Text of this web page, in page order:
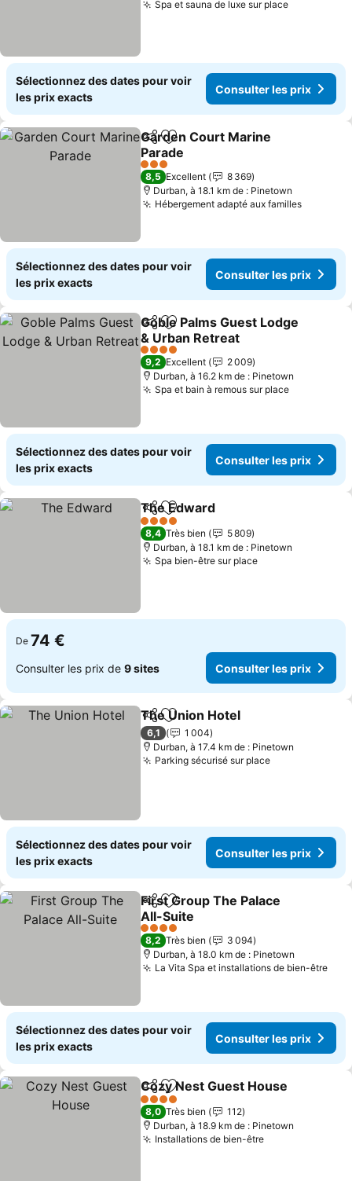
Spa et sauna de luxe sur place
Sélectionnez des dates pour voir
les prix exacts
Consulter les prix
PartagerAjouter à mes favoris
Garden Court Marine
Parade
3 Étoiles
8,5 Excellent
8 369
Durban, à 18.1 km de : Pinetown
Hébergement adapté aux familles
Sélectionnez des dates pour voir
les prix exacts
Consulter les prix
PartagerAjouter à mes favoris
Goble Palms Guest Lodge
& Urban Retreat
4 Étoiles
9,2 Excellent
2 009
Durban, à 16.2 km de : Pinetown
Spa et bain à remous sur place
Sélectionnez des dates pour voir
les prix exacts
Consulter les prix
PartagerAjouter à mes favoris
The Edward
4 Étoiles
8,4 Très bien
5 809
Durban, à 18.1 km de : Pinetown
Spa bien-être sur place
De 74 €
Consulter les prix de 9 sites Consulter les prix
PartagerAjouter à mes favoris
The Union Hotel
6,1
1 004
Durban, à 17.4 km de : Pinetown
Parking sécurisé sur place
Sélectionnez des dates pour voir
les prix exacts
Consulter les prix
PartagerAjouter à mes favoris
First Group The Palace
All-Suite
4 Étoiles
8,2 Très bien
3 094
Durban, à 18.0 km de : Pinetown
La Vita Spa et installations de bien-être
Sélectionnez des dates pour voir
les prix exacts
Consulter les prix
PartagerAjouter à mes favoris
Cozy Nest Guest House
4 Étoiles
8,0 Très bien
112
Durban, à 18.9 km de : Pinetown
Installations de bien-être